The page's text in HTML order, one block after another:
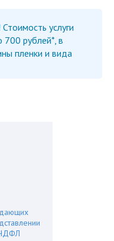
Стоимость услуги
700 рублей*, в
пленки и вида